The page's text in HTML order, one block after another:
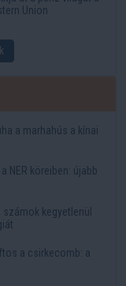
Union
a marhahús a kínai
NER köreiben: újabb
kegyetlenül
a csirkecomb: a